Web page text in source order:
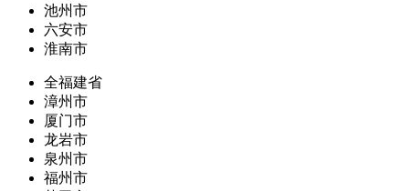
池州市
六安市
淮南市
全福建省
漳州市
厦门市
龙岩市
泉州市
福州市